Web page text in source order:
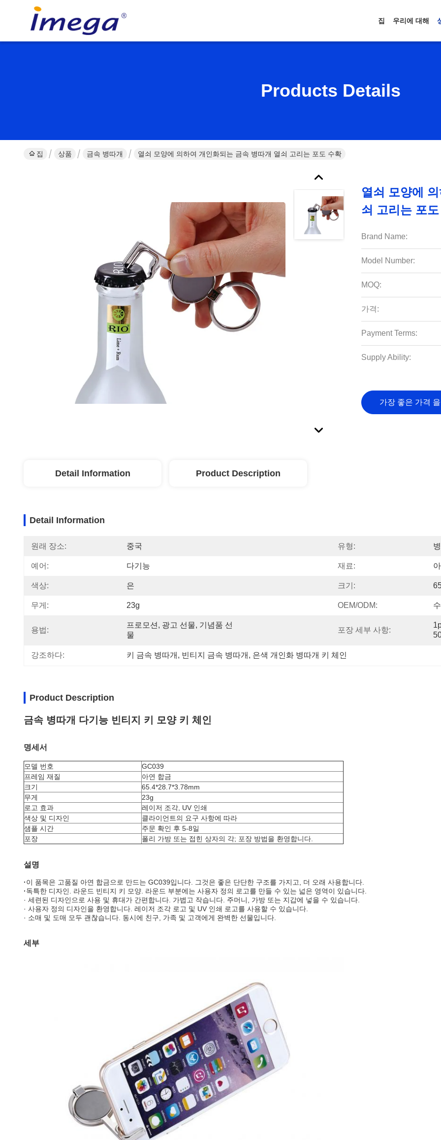
집 우리에 대해
Products Details
집 상품 금속 병따개 열쇠 모양에 의하여 개인화되는 금속 병따개 열쇠 고리는 포도 수확
열쇠 모양에
쇠 고리는 포
Brand Name:
Model Number:
MOQ:
가격:
Payment Terms:
Supply Ability:
가장 좋은 가격
Detail Information Product Description
Detail Information
원래 장소: 중국 유형:
예어: 다기능 재료:
색상: 은 크기:
무게: 23g OEM/ODM:
용법:
프로모션, 광고 선물, 기념품 선
물
포장 세부 사항:
강조하다: 키 금속 병따개 , 빈티지 금속 병따개 , 은색 개인화 병따개 키 체인
Product Description
금속 병따개 다기능 빈티지 키 모양 키 체인
명세서
모델 번호
GC039
프레임 재질
아연 합금
크기
65.4*28.7*3.78mm
무게
23g
로고 효과
레이저 조각, UV 인쇄
색상 및 디자인
클라이언트의 요구 사항에 따라
샘플 시간
주문 확인 후 5-8일
포장
폴리 가방 또는 접힌 상자의 각; 포장 방법을 환영합니다.
설명
·이 품목은 고품질 아연 합금으로 만드는 GC039입니다. 그것은 좋은 단단한 구조를 가지고, 더 오래 사용합니다.
·독특한 디자인. 라운드 빈티지 키 모양. 라운드 부분에는 사용자 정의 로고를 만들 수 있는 넓은 영역이 있습니다.
· 세련된 디자인으로 사용 및 휴대가 간편합니다. 가볍고 작습니다. 주머니, 가방 또는 지갑에 넣을 수 있습니다.
· 사용자 정의 디자인을 환영합니다. 레이저 조각 로고 및 UV 인쇄 로고를 사용할 수 있습니다.
· 소매 및 도매 모두 괜찮습니다. 동시에 친구, 가족 및 고객에게 완벽한 선물입니다.
세부